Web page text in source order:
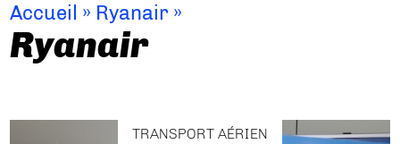
Accueil » Ryanair »
Ryanair
TRANSPORT AÉRIEN